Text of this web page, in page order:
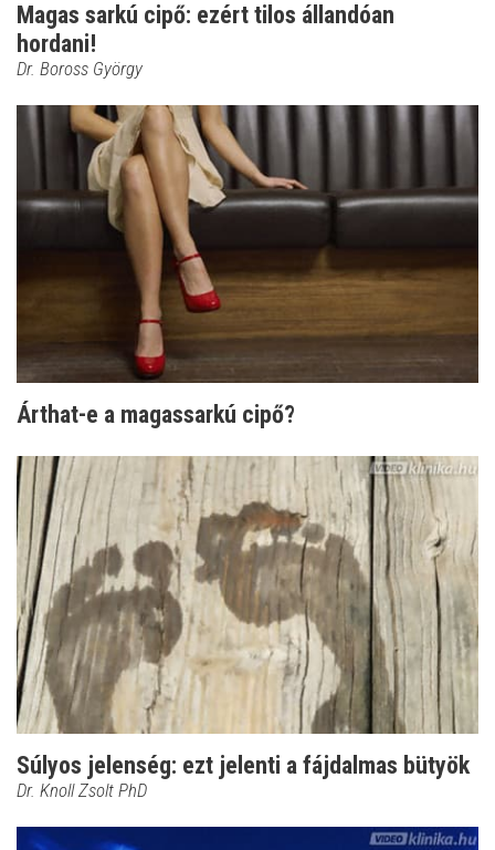
Magas sarkú cipő: ezért tilos állandóan
hordani!
Dr. Boross György
Árthat-e a magassarkú cipő?
Súlyos jelenség: ezt jelenti a fájdalmas bütyök
Dr. Knoll Zsolt PhD